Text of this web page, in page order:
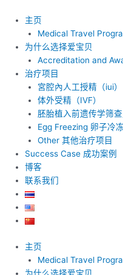
主页
Medical Travel
为什么选择爱宝贝
Accreditation and
治疗项目
宮腔內人工授精（iui）
体外受精（IVF）
胚胎植入前遗传学筛
Egg Freezing 卵子冷冻
Other 其他治疗项目
Success Case 成功案例
博客
联系我们
主页
Medical Travel
为什么选择爱宝贝